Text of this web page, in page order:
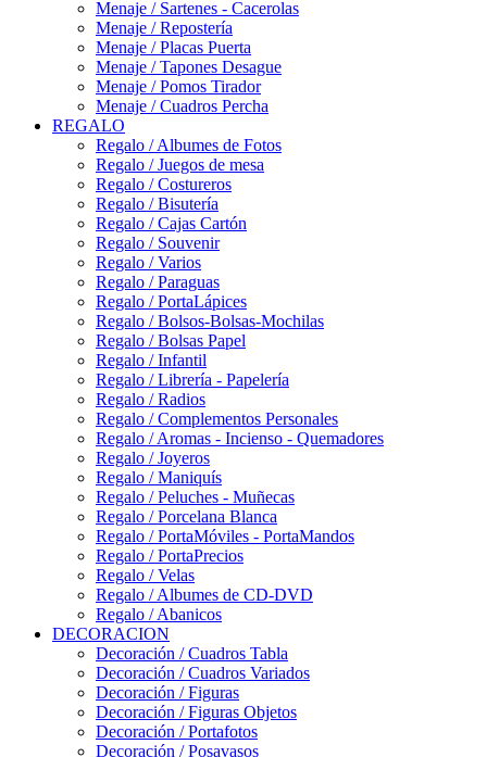
Menaje / Sartenes - Cacerolas
Menaje / Repostería
Menaje / Placas Puerta
Menaje / Tapones Desague
Menaje / Pomos Tirador
Menaje / Cuadros Percha
REGALO
Regalo / Albumes de Fotos
Regalo / Juegos de mesa
Regalo / Costureros
Regalo / Bisutería
Regalo / Cajas Cartón
Regalo / Souvenir
Regalo / Varios
Regalo / Paraguas
Regalo / PortaLápices
Regalo / Bolsos-Bolsas-Mochilas
Regalo / Bolsas Papel
Regalo / Infantil
Regalo / Librería - Papelería
Regalo / Radios
Regalo / Complementos Personales
Regalo / Aromas - Incienso - Quemadores
Regalo / Joyeros
Regalo / Maniquís
Regalo / Peluches - Muñecas
Regalo / Porcelana Blanca
Regalo / PortaMóviles - PortaMandos
Regalo / PortaPrecios
Regalo / Velas
Regalo / Albumes de CD-DVD
Regalo / Abanicos
DECORACION
Decoración / Cuadros Tabla
Decoración / Cuadros Variados
Decoración / Figuras
Decoración / Figuras Objetos
Decoración / Portafotos
Decoración / Posavasos